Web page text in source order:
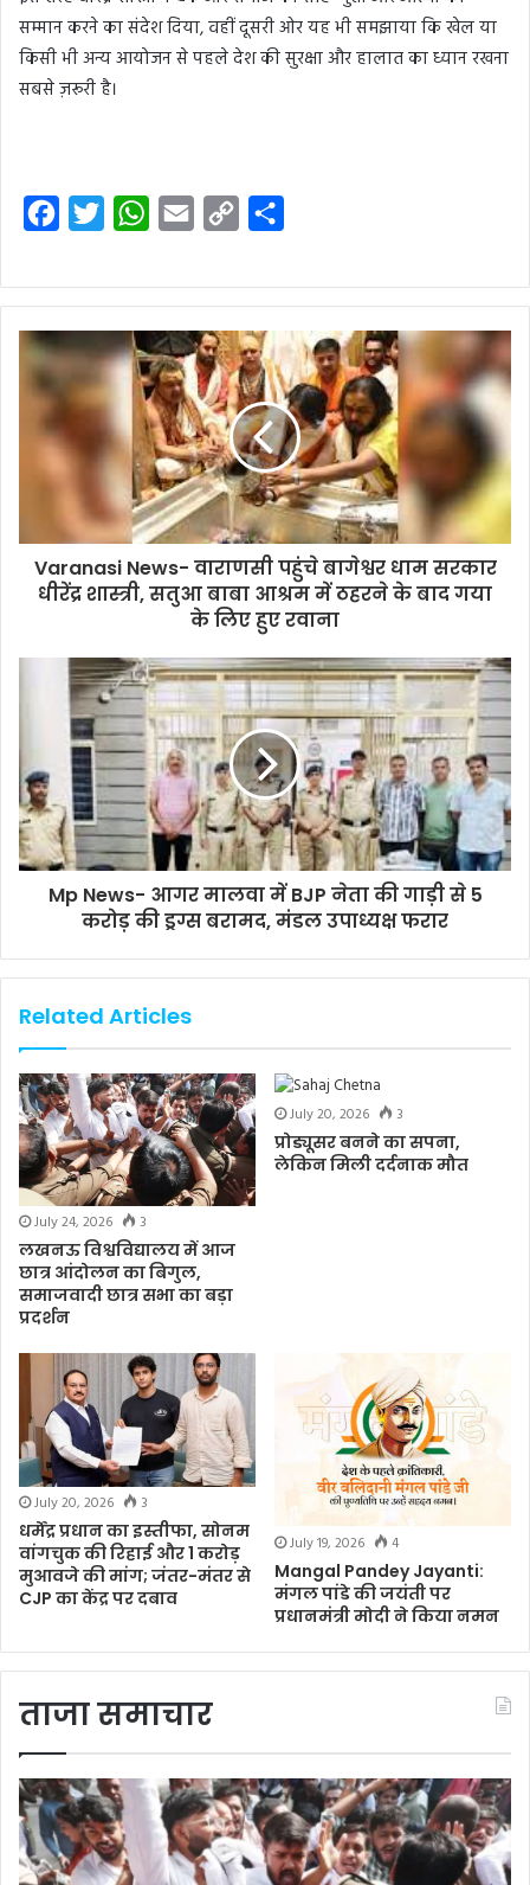
सम्मान करने का संदेश दिया, वहीं दूसरी ओर यह भी समझाया कि खेल या
किसी भी अन्य आयोजन से पहले देश की सुरक्षा और हालात का ध्यान रखना
सबसे ज़रूरी है।
c
b
o
o
k
i
t
r
W
a
s
A
p
p
a
l
p
L
i
n
k
a
e
Varanasi News- वाराणसी पहुंचे बागेश्वर धाम सरकार
धीरेंद्र शास्त्री, सतुआ बाबा आश्रम में ठहरने के बाद गया
के लिए हुए रवाना
Mp News- आगर मालवा में BJP नेता की गाड़ी से 5
करोड़ की ड्रग्स बरामद, मंडल उपाध्यक्ष फरार
Related Articles
July 24, 2026
3
लखनऊ विश्वविद्यालय में आज
छात्र आंदोलन का बिगुल,
समाजवादी छात्र सभा का बड़ा
प्रदर्शन
July 20, 2026
3
प्रोड्यूसर बनने का सपना,
लेकिन मिली दर्दनाक मौत
July 20, 2026
3
धर्मेंद्र प्रधान का इस्तीफा, सोनम
वांगचुक की रिहाई और 1 करोड़
मुआवजे की मांग; जंतर-मंतर से
CJP का केंद्र पर दबाव
July 19, 2026
4
Mangal Pandey Jayanti:
मंगल पांडे की जयंती पर
प्रधानमंत्री मोदी ने किया नमन
ताजा समाचार